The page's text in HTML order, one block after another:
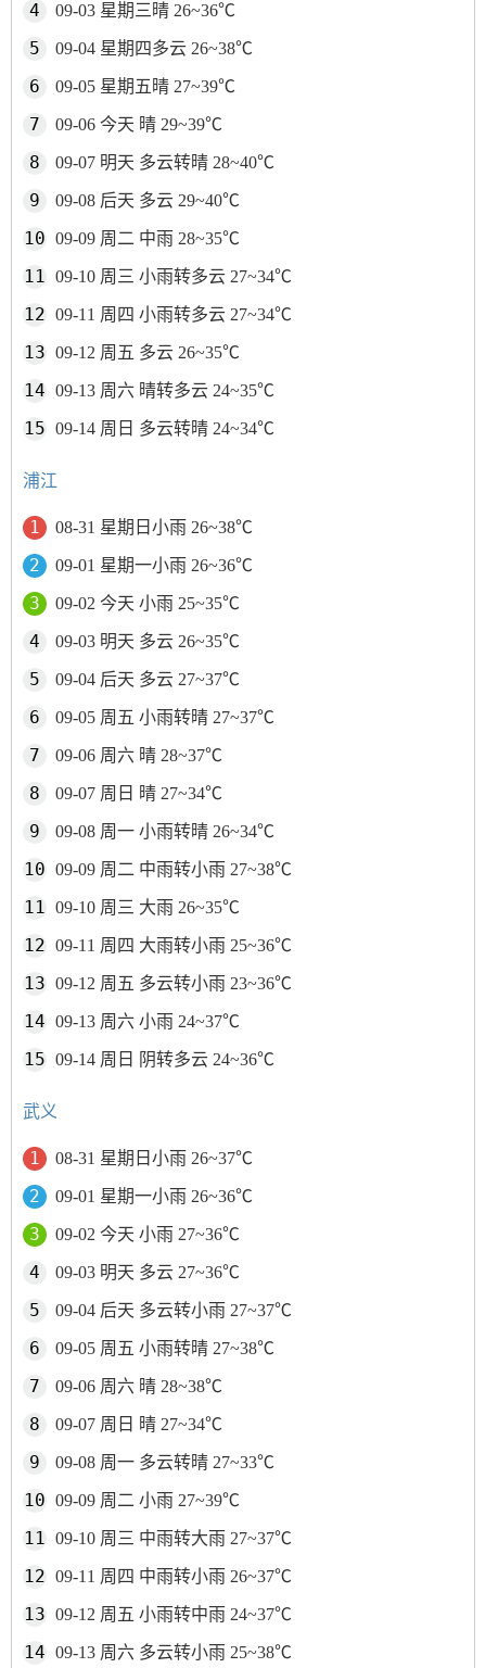
09-03 星期三晴 26~36℃
09-04 星期四多云 26~38℃
09-05 星期五晴 27~39℃
09-06 今天 晴 29~39℃
09-07 明天 多云转晴 28~40℃
09-08 后天 多云 29~40℃
09-09 周二 中雨 28~35℃
09-10 周三 小雨转多云 27~34℃
09-11 周四 小雨转多云 27~34℃
09-12 周五 多云 26~35℃
09-13 周六 晴转多云 24~35℃
09-14 周日 多云转晴 24~34℃
浦江
08-31 星期日小雨 26~38℃
09-01 星期一小雨 26~36℃
09-02 今天 小雨 25~35℃
09-03 明天 多云 26~35℃
09-04 后天 多云 27~37℃
09-05 周五 小雨转晴 27~37℃
09-06 周六 晴 28~37℃
09-07 周日 晴 27~34℃
09-08 周一 小雨转晴 26~34℃
09-09 周二 中雨转小雨 27~38℃
09-10 周三 大雨 26~35℃
09-11 周四 大雨转小雨 25~36℃
09-12 周五 多云转小雨 23~36℃
09-13 周六 小雨 24~37℃
09-14 周日 阴转多云 24~36℃
武义
08-31 星期日小雨 26~37℃
09-01 星期一小雨 26~36℃
09-02 今天 小雨 27~36℃
09-03 明天 多云 27~36℃
09-04 后天 多云转小雨 27~37℃
09-05 周五 小雨转晴 27~38℃
09-06 周六 晴 28~38℃
09-07 周日 晴 27~34℃
09-08 周一 多云转晴 27~33℃
09-09 周二 小雨 27~39℃
09-10 周三 中雨转大雨 27~37℃
09-11 周四 中雨转小雨 26~37℃
09-12 周五 小雨转中雨 24~37℃
09-13 周六 多云转小雨 25~38℃